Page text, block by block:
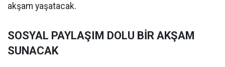
akşam yaşatacak.
SOSYAL PAYLAŞIM DOLU BİR AKŞAM
SUNACAK